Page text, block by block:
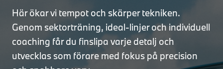
Här ökar vi tempot och skärper tekniken.
Genom sektorträning, ideal-linjer och individuell
coaching får du finslipa varje detalj och
utvecklas som förare med fokus på precision